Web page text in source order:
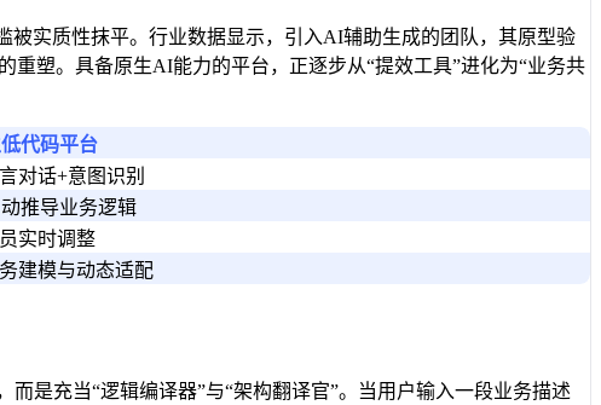
实质性抹平。行业数据显示，引入AI辅助生成的团队，其原型验
塑。具备原生AI能力的平台，正逐步从“提效工具”进化为“业务共
代码平台
对话+意图识别
推导业务逻辑
实时调整
建模与动态适配
是充当“逻辑编译器”与“架构翻译官”。当用户输入一段业务描述